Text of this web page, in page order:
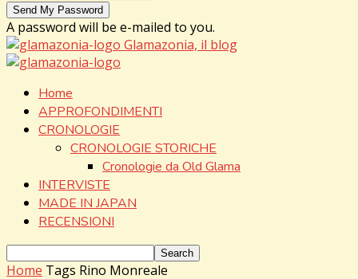
A password will be e-mailed to you.
Glamazonia, il blog
Home
APPROFONDIMENTI
CRONOLOGIE
CRONOLOGIE STORICHE
Cronologie da Old Glama
INTERVISTE
MADE IN JAPAN
RECENSIONI
Home Tags Rino Monreale